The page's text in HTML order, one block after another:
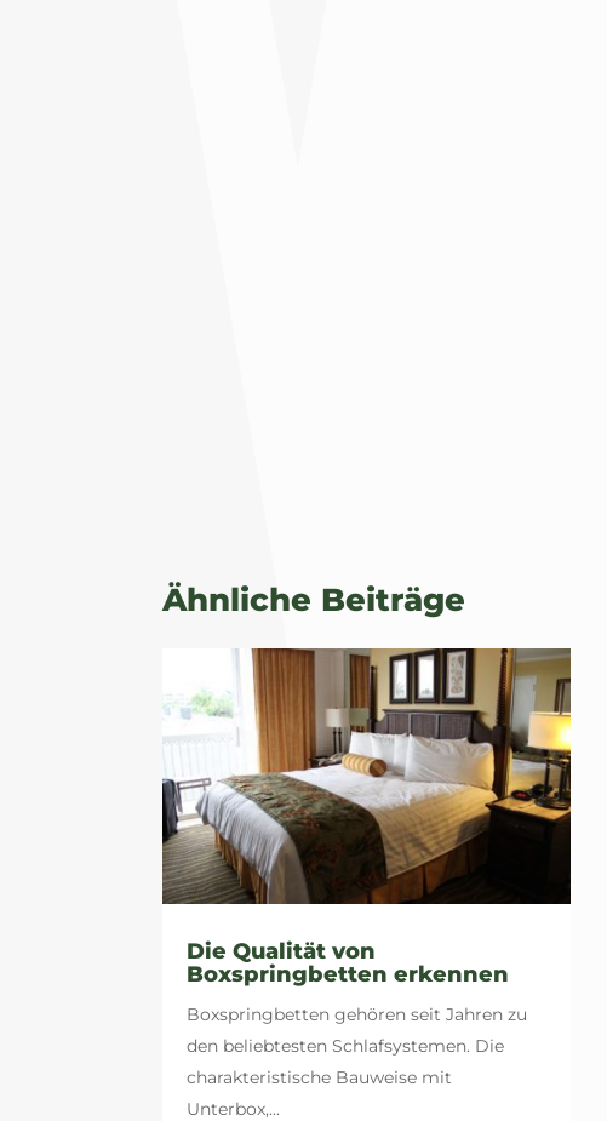
Ähnliche Beiträge
Die Qualität von
Boxspringbetten erkennen
Boxspringbetten gehören seit Jahren zu
den beliebtesten Schlafsystemen. Die
charakteristische Bauweise mit
Unterbox,...